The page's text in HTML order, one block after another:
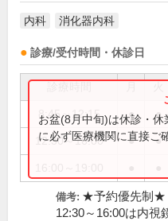
内科 消化器内科
診療/受付時間・休診日
8:45～12:15 ● ●
12:30～16:00 ● ●
お盆(8月中旬)は休診・
に必ず医療機関に直接ご
備考: ★予約優先制★
12:30～16:00は内視